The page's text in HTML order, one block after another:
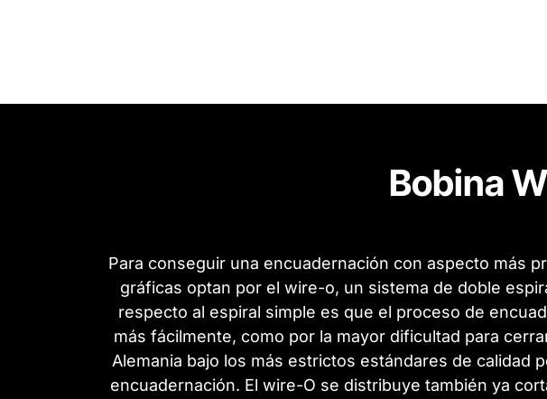
Bobina
Para conseguir una encuadernación con aspecto más
gráficas optan por el wire-o, un sistema de doble
respecto al espiral simple es que el proceso de
más fácilmente, como por la mayor dificultad para
Alemania bajo los más estrictos estándares de calidad
encuadernación. El wire-O se distribuye también ya